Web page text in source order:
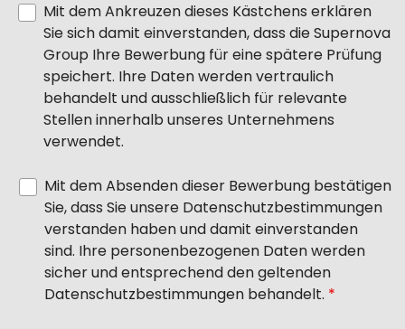
Mit dem Ankreuzen dieses Kästchens erklären
Sie sich damit einverstanden, dass die Supernova
Group Ihre Bewerbung für eine spätere Prüfung
speichert. Ihre Daten werden vertraulich
behandelt und ausschließlich für relevante
Stellen innerhalb unseres Unternehmens
verwendet.
Mit dem Absenden dieser Bewerbung bestätigen
Sie, dass Sie unsere Datenschutzbestimmungen
verstanden haben und damit einverstanden
sind. Ihre personenbezogenen Daten werden
sicher und entsprechend den geltenden
Datenschutzbestimmungen behandelt. *